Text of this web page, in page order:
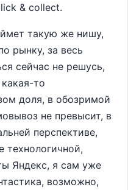
& collect.
такую же нишу,
рынку, за весь
сейчас не решусь,
то
доля, в обозримой
не превысит, в
перспективе,
технологичной,
Яндекс, я сам уже
возможно,